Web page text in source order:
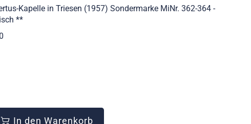
Kapelle in Triesen (1957) Sondermarke MiNr. 362-364 -
**
In den Warenkorb